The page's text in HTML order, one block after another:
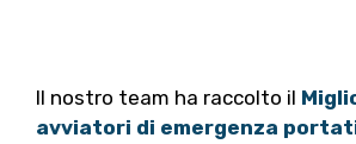
Il nostro team ha raccolto il
avviatori di emergenza